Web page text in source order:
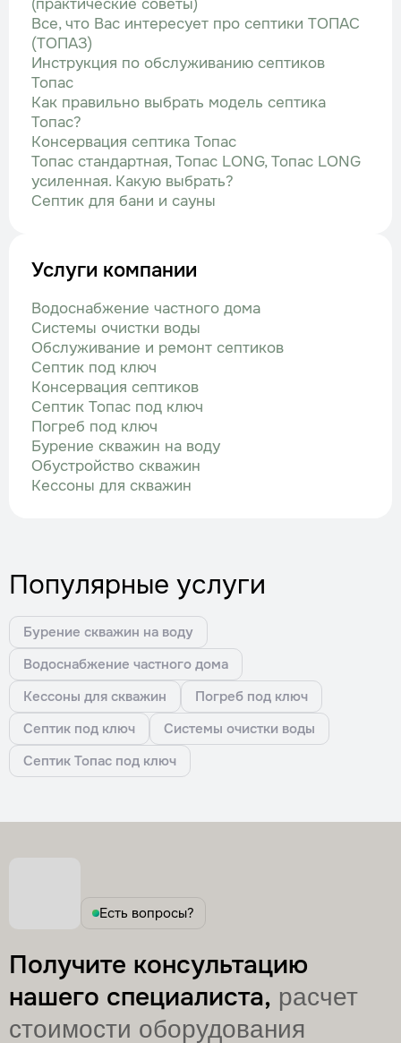
(практические советы)
Все, что Вас интересует про септики ТОПАС
(ТОПАЗ)
Инструкция по обслуживанию септиков
Топас
Как правильно выбрать модель септика
Топас?
Консервация септика Топас
Топас стандартная, Топас LONG, Топас LONG
усиленная. Какую выбрать?
Септик для бани и сауны
Услуги компании
Водоснабжение частного дома
Системы очистки воды
Обслуживание и ремонт септиков
Септик под ключ
Консервация септиков
Септик Топас под ключ
Погреб под ключ
Бурение скважин на воду
Обустройство скважин
Кессоны для скважин
Популярные услуги
Бурение скважин на воду
Водоснабжение частного дома
Кессоны для скважин
Погреб под ключ
Септик под ключ
Системы очистки воды
Септик Топас под ключ
Есть вопросы?
Получите консультацию
нашего специалиста, расчет
стоимости оборудования